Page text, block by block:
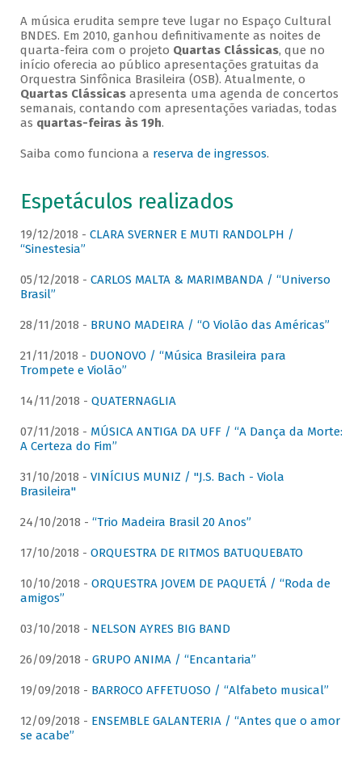
A música erudita sempre teve lugar no Espaço Cultural
BNDES. Em 2010, ganhou definitivamente as noites de
quarta-feira com o projeto Quartas Clássicas, que no
início oferecia ao público apresentações gratuitas da
Orquestra Sinfônica Brasileira (OSB). Atualmente, o
Quartas Clássicasapresenta uma agenda de concertos
semanais, contando com apresentações variadas, todas
as quartas-feiras às 19h.
Saiba como funciona a reserva de ingressos.
Espetáculos realizados
19/12/2018 - CLARA SVERNER E MUTI RANDOLPH /
“Sinestesia”
05/12/2018 - CARLOS MALTA & MARIMBANDA / “Universo
Brasil”
28/11/2018 - BRUNO MADEIRA / “O Violão das Américas”
21/11/2018 - DUONOVO / “Música Brasileira para
Trompete e Violão”
14/11/2018 - QUATERNAGLIA
07/11/2018 - MÚSICA ANTIGA DA UFF / “A Dança da Morte:
A Certeza do Fim”
31/10/2018 - VINÍCIUS MUNIZ / "J.S. Bach - Viola
Brasileira"
24/10/2018 - “Trio Madeira Brasil 20 Anos”
17/10/2018 - ORQUESTRA DE RITMOS BATUQUEBATO
10/10/2018 - ORQUESTRA JOVEM DE PAQUETÁ / “Roda de
amigos”
03/10/2018 - NELSON AYRES BIG BAND
26/09/2018 - GRUPO ANIMA / “Encantaria”
19/09/2018 - BARROCO AFFETUOSO / “Alfabeto musical”
12/09/2018 - ENSEMBLE GALANTERIA / “Antes que o amor
se acabe”